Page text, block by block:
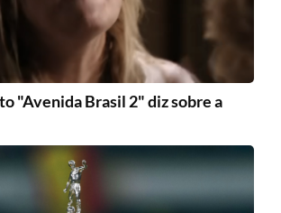
"Avenida Brasil 2" diz sobre a